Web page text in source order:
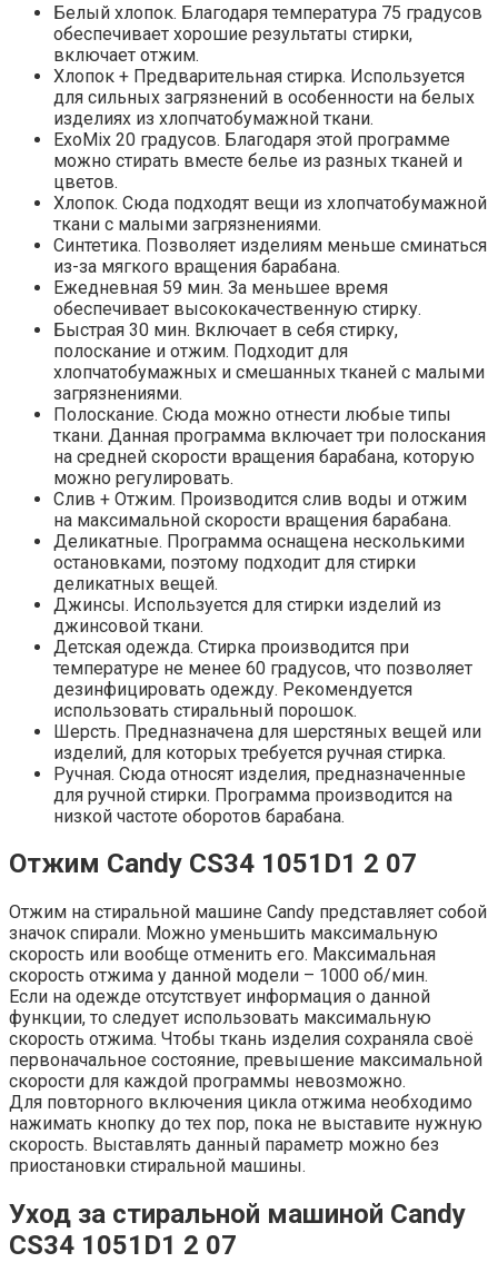
Белый хлопок. Благодаря температура 75 градусов
обеспечивает хорошие результаты стирки,
включает отжим.
Хлопок + Предварительная стирка. Используется
для сильных загрязнений в особенности на белых
изделиях из хлопчатобумажной ткани.
ExoMix 20 градусов. Благодаря этой программе
можно стирать вместе белье из разных тканей и
цветов.
Хлопок. Сюда подходят вещи из хлопчатобумажной
ткани с малыми загрязнениями.
Синтетика. Позволяет изделиям меньше сминаться
из-за мягкого вращения барабана.
Ежедневная 59 мин. За меньшее время
обеспечивает высококачественную стирку.
Быстрая 30 мин. Включает в себя стирку,
полоскание и отжим. Подходит для
хлопчатобумажных и смешанных тканей с малыми
загрязнениями.
Полоскание. Сюда можно отнести любые типы
ткани. Данная программа включает три полоскания
на средней скорости вращения барабана, которую
можно регулировать.
Слив + Отжим. Производится слив воды и отжим
на максимальной скорости вращения барабана.
Деликатные. Программа оснащена несколькими
остановками, поэтому подходит для стирки
деликатных вещей.
Джинсы. Используется для стирки изделий из
джинсовой ткани.
Детская одежда. Стирка производится при
температуре не менее 60 градусов, что позволяет
дезинфицировать одежду. Рекомендуется
использовать стиральный порошок.
Шерсть. Предназначена для шерстяных вещей или
изделий, для которых требуется ручная стирка.
Ручная. Сюда относят изделия, предназначенные
для ручной стирки. Программа производится на
низкой частоте оборотов барабана.
Отжим Candy CS34 1051D1 2 07
Отжим на стиральной машине Candy представляет собой
значок спирали. Можно уменьшить максимальную
скорость или вообще отменить его. Максимальная
скорость отжима у данной модели – 1000 об/мин.
Если на одежде отсутствует информация о данной
функции, то следует использовать максимальную
скорость отжима. Чтобы ткань изделия сохраняла своё
первоначальное состояние, превышение максимальной
скорости для каждой программы невозможно.
Для повторного включения цикла отжима необходимо
нажимать кнопку до тех пор, пока не выставите нужную
скорость. Выставлять данный параметр можно без
приостановки стиральной машины.
Уход за стиральной машиной Candy
CS34 1051D1 2 07